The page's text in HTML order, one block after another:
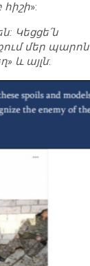
»:
Կեցցե՛ն
մեր պարոն
և այլն: